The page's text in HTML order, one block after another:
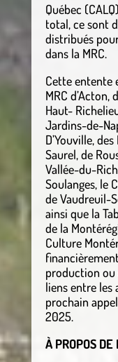
Québec
total, ce sont
distribués
dans la MRC.
Cette entente
MRC d’Acton,
Haut-
Jardins-de-
D’Youville,
Saurel, de
Vallée-du-
Soulanges, le
de Vaudreuil-
ainsi que la
de la
Culture
production
liens entre les
prochain
2025.
À PROPOS